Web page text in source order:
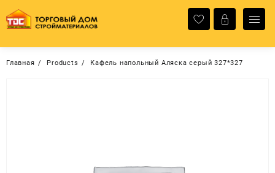
содержимому
Главная Products Кафель напольный Аляска серый 327*327